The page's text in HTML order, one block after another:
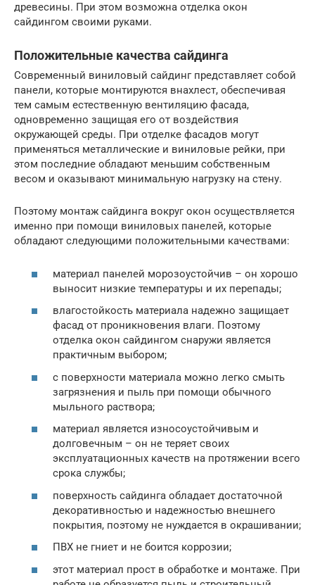
древесины. При этом возможна отделка окон
сайдингом своими руками.
Положительные качества сайдинга
Современный виниловый сайдинг представляет собой
панели, которые монтируются внахлест, обеспечивая
тем самым естественную вентиляцию фасада,
одновременно защищая его от воздействия
окружающей среды. При отделке фасадов могут
применяться металлические и виниловые рейки, при
этом последние обладают меньшим собственным
весом и оказывают минимальную нагрузку на стену.
Поэтому монтаж сайдинга вокруг окон осуществляется
именно при помощи виниловых панелей, которые
обладают следующими положительными качествами:
материал панелей морозоустойчив – он хорошо
выносит низкие температуры и их перепады;
влагостойкость материала надежно защищает
фасад от проникновения влаги. Поэтому
отделка окон сайдингом снаружи является
практичным выбором;
с поверхности материала можно легко смыть
загрязнения и пыль при помощи обычного
мыльного раствора;
материал является износоустойчивым и
долговечным – он не теряет своих
эксплуатационных качеств на протяжении всего
срока службы;
поверхность сайдинга обладает достаточной
декоративностью и надежностью внешнего
покрытия, поэтому не нуждается в окрашивании;
ПВХ не гниет и не боится коррозии;
этот материал прост в обработке и монтаже. При